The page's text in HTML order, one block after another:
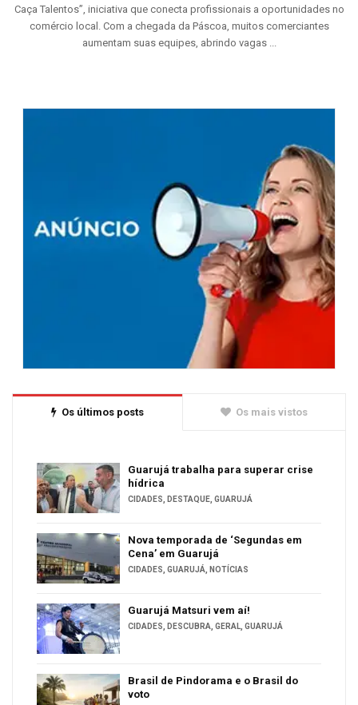
Caça Talentos”, iniciativa que conecta profissionais a oportunidades no
comércio local. Com a chegada da Páscoa, muitos comerciantes
aumentam suas equipes, abrindo vagas ...
Os últimos posts Os mais vistos
Guarujá trabalha para superar crise
hídrica
CIDADES, DESTAQUE, GUARUJÁ
Nova temporada de ‘Segundas em
Cena’ em Guarujá
CIDADES, GUARUJÁ, NOTÍCIAS
Guarujá Matsuri vem aí!
CIDADES, DESCUBRA, GERAL, GUARUJÁ
Brasil de Pindorama e o Brasil do
voto